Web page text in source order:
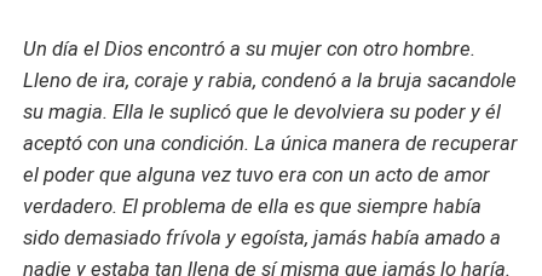
Un día el Dios encontró a su mujer con otro hombre.
Lleno de ira, coraje y rabia, condenó a la bruja sacandole
su magia. Ella le suplicó que le devolviera su poder y él
aceptó con una condición. La única manera de recuperar
el poder que alguna vez tuvo era con un acto de amor
verdadero. El problema de ella es que siempre había
sido demasiado frívola y egoísta, jamás había amado a
nadie y estaba tan llena de sí misma que jamás lo haría.